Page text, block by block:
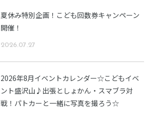
夏休み特別企画！こども回数券キャンペーン
開催！
2026.07.27
2026年8月イベントカレンダー☆こどもイベ
ント盛沢山♪出張としょかん・スマブラ対
戦！パトカーと一緒に写真を撮ろう☆